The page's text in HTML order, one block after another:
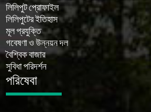
লিলিপুট প্রোফাইল
লিলিপুটের ইতিহাস
মূল প্রযুক্তি
গবেষণা ও উন্নয়ন দল
বৈশ্বিক বাজার
সুবিধা পরিদর্শন
পরিষেবা